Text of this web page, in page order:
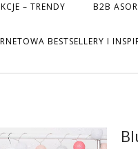
– TRENDY B2B
BESTSELLERY I